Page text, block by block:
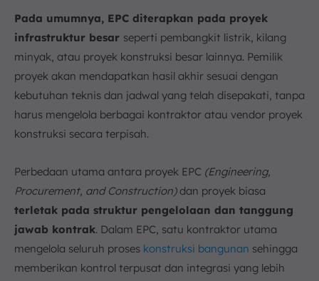
Pada umumnya, EPC diterapkan pada proyek
infrastruktur besar seperti pembangkit listrik, kilang
minyak, atau proyek konstruksi besar lainnya. Pemilik
proyek akan mendapatkan hasil akhir sesuai dengan
kebutuhan teknis dan jadwal yang telah disepakati, tanpa
harus mengelola berbagai kontraktor atau vendor proyek
konstruksi secara terpisah.
Perbedaan utama antara proyek EPC (Engineering,
Procurement, and Construction)dan proyek biasa
terletak pada struktur pengelolaan dan tanggung
jawab kontrak. Dalam EPC, satu kontraktor utama
mengelola seluruh proses konstruksi bangunan sehingga
memberikan kontrol terpusat dan integrasi yang lebih